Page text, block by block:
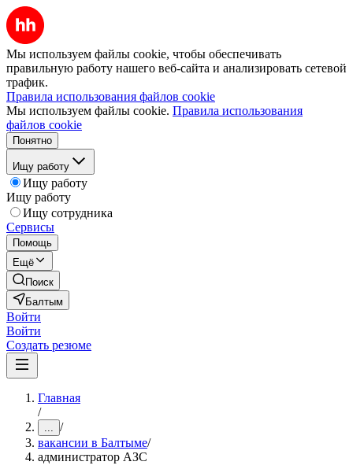
Мы используем файлы cookie, чтобы обеспечивать
правильную работу нашего веб-сайта и анализировать сетевой
трафик.
Правила использования файлов cookie
Мы используем файлы cookie. Правила использования
файлов cookie
Понятно
Ищу работу
Ищу работу
Ищу работу
Ищу сотрудника
Сервисы
Помощь
Ещё
Поиск
Балтым
Войти
Войти
Создать резюме
Главная
/
... /
вакансии в Балтыме/
администратор АЗС